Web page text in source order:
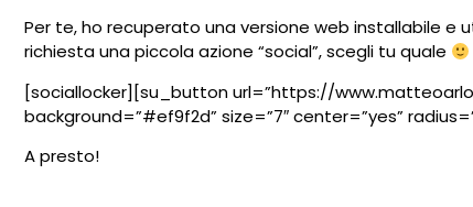
Per te, ho recuperato una versione web installabile e
richiesta una piccola azione “social”, scegli tu quale
[sociallocker][su_button url=”https://
background=”#ef9f2d” size=”7″ center=”yes”
A presto!